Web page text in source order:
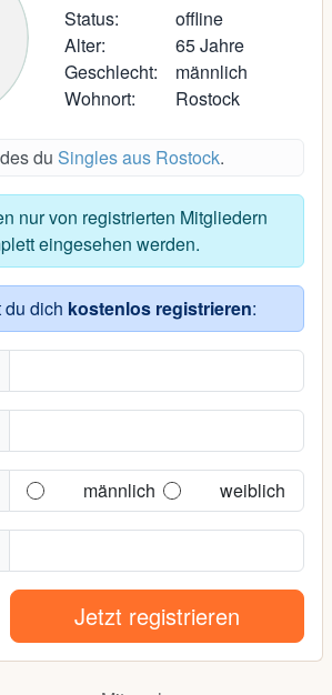
Status:
offline
Alter:
65 Jahre
Geschlecht:
männlich
Wohnort:
Rostock
du Singles aus Rostock.
nur von registrierten Mitgliedern
eingesehen werden.
du dich kostenlos registrieren:
männlich weiblich
Jetzt registrieren